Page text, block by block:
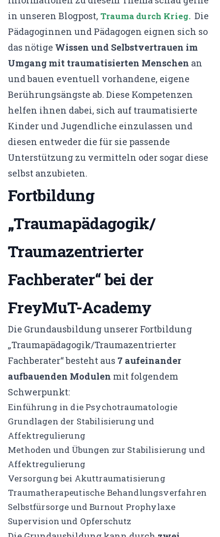
in unseren Blogpost, Trauma durch Krieg. Die
Pädagoginnen und Pädagogen eignen sich so
das nötige Wissen und Selbstvertrauen im
Umgang mit traumatisierten Menschen an
und bauen eventuell vorhandene, eigene
Berührungsängste ab. Diese Kompetenzen
helfen ihnen dabei, sich auf traumatisierte
Kinder und Jugendliche einzulassen und
diesen entweder die für sie passende
Unterstützung zu vermitteln oder sogar diese
selbst anzubieten.
Fortbildung
„Traumapädagogik/
Traumazentrierter
Fachberater“ bei der
FreyMuT-Academy
Die Grundausbildung unserer Fortbildung
„Traumapädagogik/Traumazentrierter
Fachberater“ besteht aus 7 aufeinander
aufbauenden Modulen mit folgendem
Schwerpunkt:
Einführung in die Psychotraumatologie
Grundlagen der Stabilisierung und
Affektregulierung
Methoden und Übungen zur Stabilisierung und
Affektregulierung
Versorgung bei Akuttraumatisierung
Traumatherapeutische Behandlungsverfahren
Selbstfürsorge und Burnout Prophylaxe
Supervision und Opferschutz